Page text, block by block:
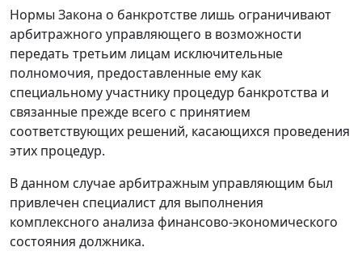
Нормы Закона о банкротстве лишь ограничивают
арбитражного управляющего в возможности
передать третьим лицам исключительные
полномочия, предоставленные ему как
специальному участнику процедур банкротства и
связанные прежде всего с принятием
соответствующих решений, касающихся проведения
этих процедур.
В данном случае арбитражным управляющим был
привлечен специалист для выполнения
комплексного анализа финансово-экономического
состояния должника.